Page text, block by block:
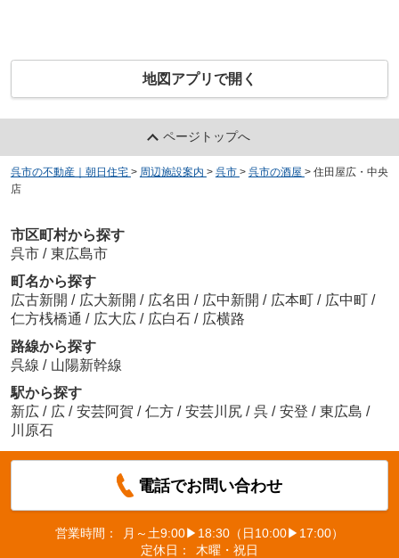
地図アプリで開く
ページトップへ
呉市の不動産｜朝日住宅 > 周辺施設案内 > 呉市 > 呉市の酒屋 > 住田屋広・中央
店
市区町村から探す
呉市 / 東広島市
町名から探す
広古新開 / 広大新開 / 広名田 / 広中新開 / 広本町 / 広中町 /
仁方桟橋通 / 広大広 / 広白石 / 広横路
路線から探す
呉線 / 山陽新幹線
駅から探す
新広 / 広 / 安芸阿賀 / 仁方 / 安芸川尻 / 呉 / 安登 / 東広島 /
川原石
電話でお問い合わせ
営業時間：
月～土9:00▶18:30（日10:00▶17:00）
定休日：
木曜・祝日